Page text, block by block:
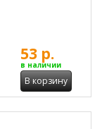
53 р.
в наличии
В корзину